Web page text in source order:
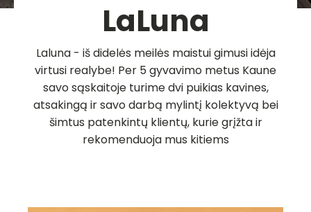
LaLuna
Laluna - iš didelės meilės maistui gimusi idėja
virtusi realybe! Per 5 gyvavimo metus Kaune
savo sąskaitoje turime dvi puikias kavines,
atsakingą ir savo darbą mylintį kolektyvą bei
šimtus patenkintų klientų, kurie grįžta ir
rekomenduoja mus kitiems